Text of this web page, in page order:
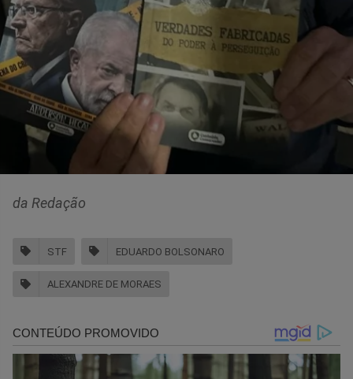
da Redação
STF EDUARDO BOLSONARO
ALEXANDRE DE MORAES